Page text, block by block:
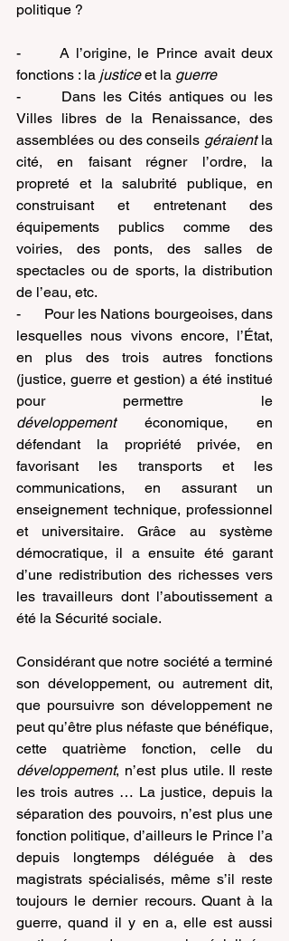
politique ?
-      A l’origine, le Prince avait deux
fonctions : la justice et la guerre
-      Dans les Cités antiques ou les
Villes libres de la Renaissance, des
assemblées ou des conseils géraient la
cité, en faisant régner l’ordre, la
propreté et la salubrité publique, en
construisant et entretenant des
équipements publics comme des
voiries, des ponts, des salles de
spectacles ou de sports, la distribution
de l’eau, etc.
-      Pour les Nations bourgeoises, dans
lesquelles nous vivons encore, l’État,
en plus des trois autres fonctions
(justice, guerre et gestion) a été institué
développement économique, en
défendant la propriété privée, en
favorisant les transports et les
communications, en assurant un
enseignement technique, professionnel
et universitaire. Grâce au système
démocratique, il a ensuite été garant
d’une redistribution des richesses vers
les travailleurs dont l’aboutissement a
été la Sécurité sociale.
Considérant que notre société a terminé
son développement, ou autrement dit,
que poursuivre son développement ne
peut qu’être plus néfaste que bénéfique,
développement, n’est plus utile. Il reste
les trois autres … La justice, depuis la
séparation des pouvoirs, n’est plus une
fonction politique, d’ailleurs le Prince l’a
depuis longtemps déléguée à des
magistrats spécialisés, même s’il reste
toujours le dernier recours. Quant à la
guerre, quand il y en a, elle est aussi